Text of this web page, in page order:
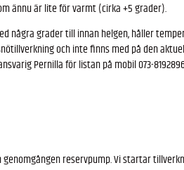
ännu är lite för varmt (cirka +5 grader).
några grader till innan helgen, håller
och inte finns med på den
Pernilla för listan på mobil 073-
reservpump. Vi startar